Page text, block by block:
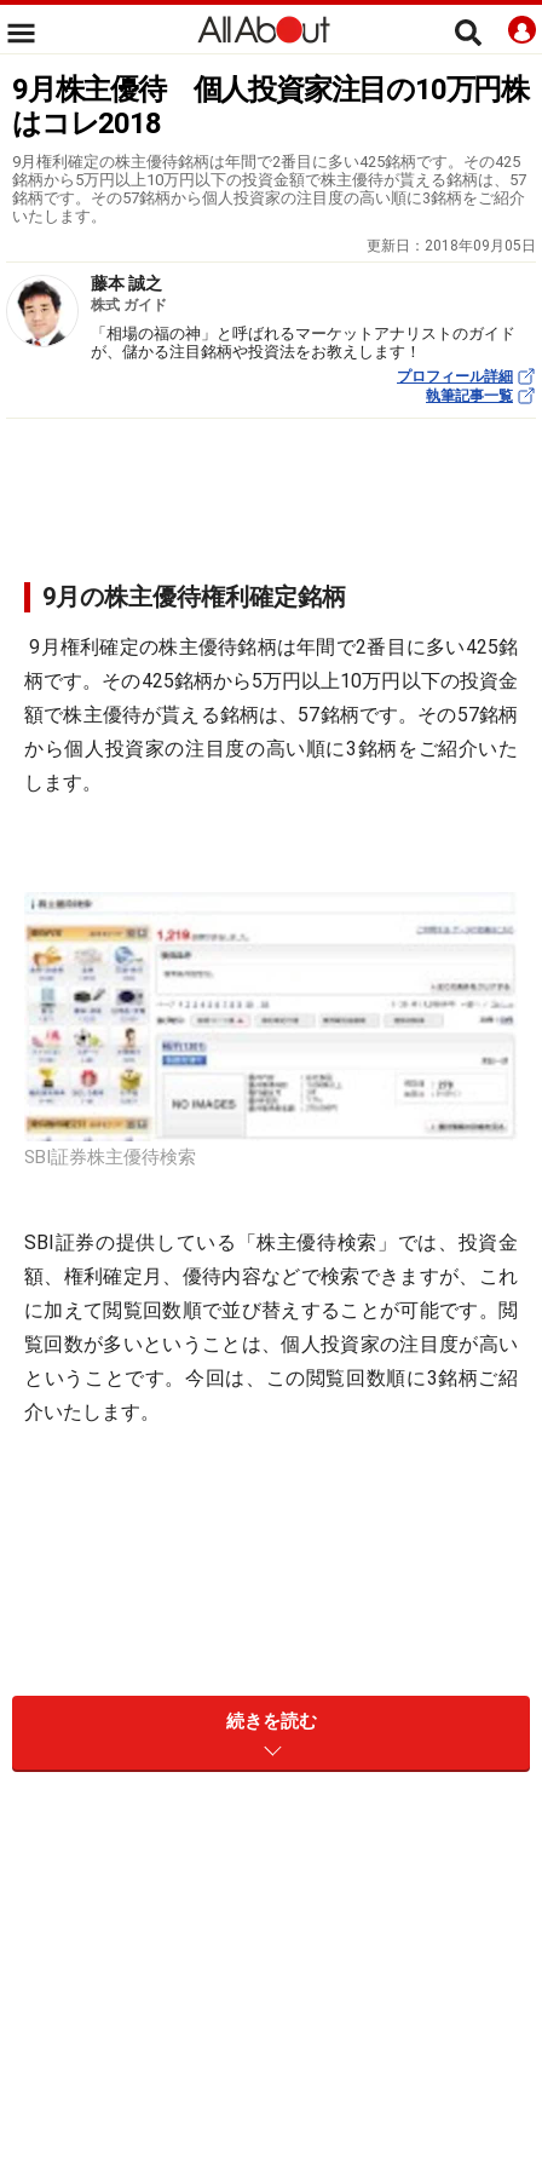
9月株主優待 個人投資家注目の10万円株
はコレ2018
9月権利確定の株主優待銘柄は年間で2番目に多い425銘柄です。その425
銘柄から5万円以上10万円以下の投資金額で株主優待が貰える銘柄は、57
銘柄です。その57銘柄から個人投資家の注目度の高い順に3銘柄をご紹介
いたします。
更新日： 2018年09月05日
藤本 誠之
株式 ガイド
「相場の福の神」と呼ばれるマーケットアナリストのガイド
が、儲かる注目銘柄や投資法をお教えします！
プロフィール詳細
執筆記事一覧
9月の株主優待権利確定銘柄
9月権利確定の株主優待銘柄は年間で2番目に多い425銘
柄です。その425銘柄から5万円以上10万円以下の投資金
額で株主優待が貰える銘柄は、57銘柄です。その57銘柄
から個人投資家の注目度の高い順に3銘柄をご紹介いた
します。
SBI証券株主優待検索
SBI証券の提供している「株主優待検索」では、投資金
額、権利確定月、優待内容などで検索できますが、これ
に加えて閲覧回数順で並び替えすることが可能です。閲
覧回数が多いということは、個人投資家の注目度が高い
ということです。今回は、この閲覧回数順に3銘柄ご紹
介いたします。
続きを読む